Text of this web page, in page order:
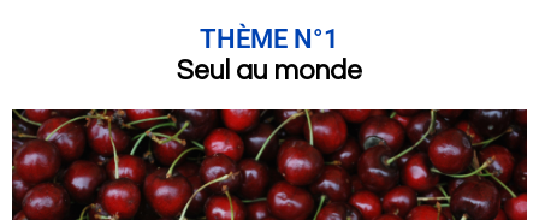
THÈME N°1
Seul au monde